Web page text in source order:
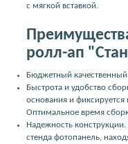
с мягкой вставкой.
ролл-ап
Бюджетный
Быстрота и удобство
основания и фиксируется
Оптимальное время
Надежность
стенда фотопанель,